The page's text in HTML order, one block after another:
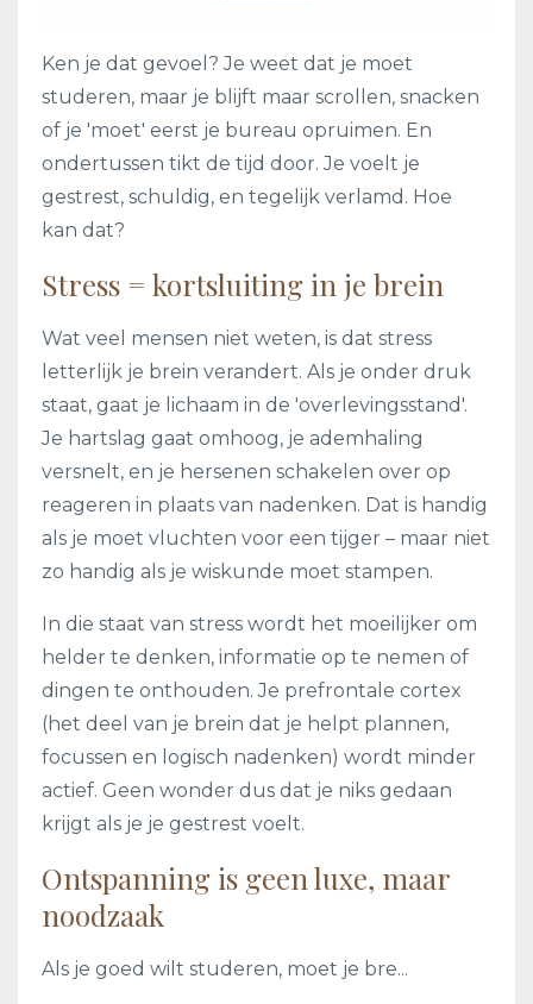
Ken je dat gevoel? Je weet dat je moet
studeren, maar je blijft maar scrollen, snacken
of je 'moet' eerst je bureau opruimen. En
ondertussen tikt de tijd door. Je voelt je
gestrest, schuldig, en tegelijk verlamd. Hoe
kan dat?
Stress = kortsluiting in je brein
Wat veel mensen niet weten, is dat stress
letterlijk je brein verandert. Als je onder druk
staat, gaat je lichaam in de 'overlevingsstand'.
Je hartslag gaat omhoog, je ademhaling
versnelt, en je hersenen schakelen over op
reageren in plaats van nadenken. Dat is handig
als je moet vluchten voor een tijger – maar niet
zo handig als je wiskunde moet stampen.
In die staat van stress wordt het moeilijker om
helder te denken, informatie op te nemen of
dingen te onthouden. Je prefrontale cortex
(het deel van je brein dat je helpt plannen,
focussen en logisch nadenken) wordt minder
actief. Geen wonder dus dat je niks gedaan
krijgt als je je gestrest voelt.
Ontspanning is geen luxe, maar
noodzaak
Als je goed wilt studeren, moet je bre...